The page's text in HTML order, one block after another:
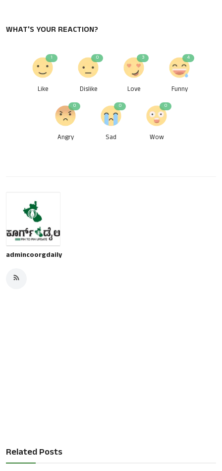
WHAT'S YOUR REACTION?
Like
1
Dislike
0
Love
3
Funny
4
Angry
0
Sad
0
Wow
0
admincoorgdaily
Related Posts